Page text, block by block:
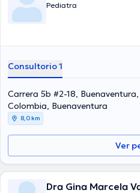
Pediatra
Consultorio 1
Carrera 5b #2-18,
Colombia, Buenaventura
8,0 km
Ver
Dra Gina Marcela